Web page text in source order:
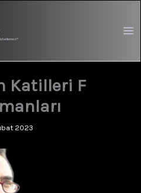
Katilleri F
2023